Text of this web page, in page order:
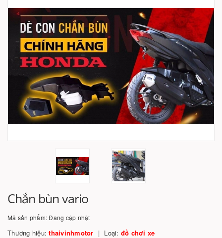
Chắn bùn vario
Mã sản phẩm:Đang cập nhật
Thương hiệu:thaivinhmotor Loại: đồ chơi xe